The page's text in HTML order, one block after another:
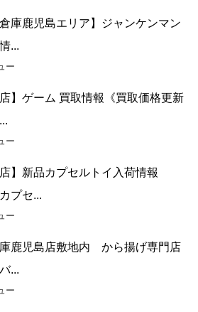
倉庫鹿児島エリア】ジャンケンマン
...
ー
店】ゲーム 買取情報《買取価格更新
ー
店】新品カプセルトイ入荷情報
プセ...
ー
鹿児島店敷地内 から揚げ専門店
...
ー